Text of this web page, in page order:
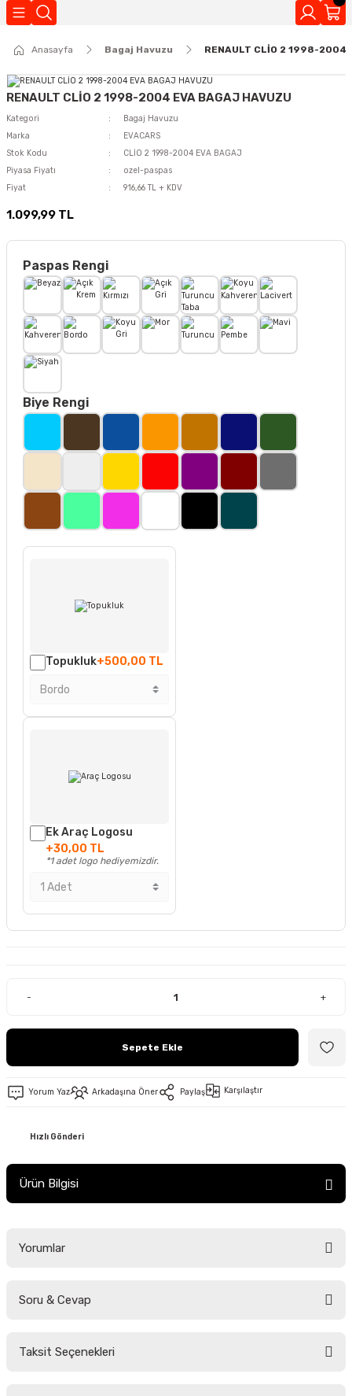
Anasayfa Bagaj Havuzu RENAULT CLİO 2 1998-2004
RENAULT CLİO 2 1998-2004 EVA BAGAJ HAVUZU
Kategori
Bagaj Havuzu
Marka
EVACARS
Stok Kodu
CLİO 2 1998-2004 EVA BAGAJ
Piyasa Fiyatı
ozel-paspas
Fiyat
916,66 TL + KDV
1.099,99 TL
Paspas Rengi
Biye Rengi
Topukluk+500,00 TL
Ek Araç Logosu
+30,00 TL
*1 adet logo hediyemizdir.
- +
Sepete Ekle
Yorum Yaz Arkadaşına Öner Paylaş Karşılaştır
Hızlı Gönderi
Ürün Bilgisi
Yorumlar
Soru & Cevap
Taksit Seçenekleri